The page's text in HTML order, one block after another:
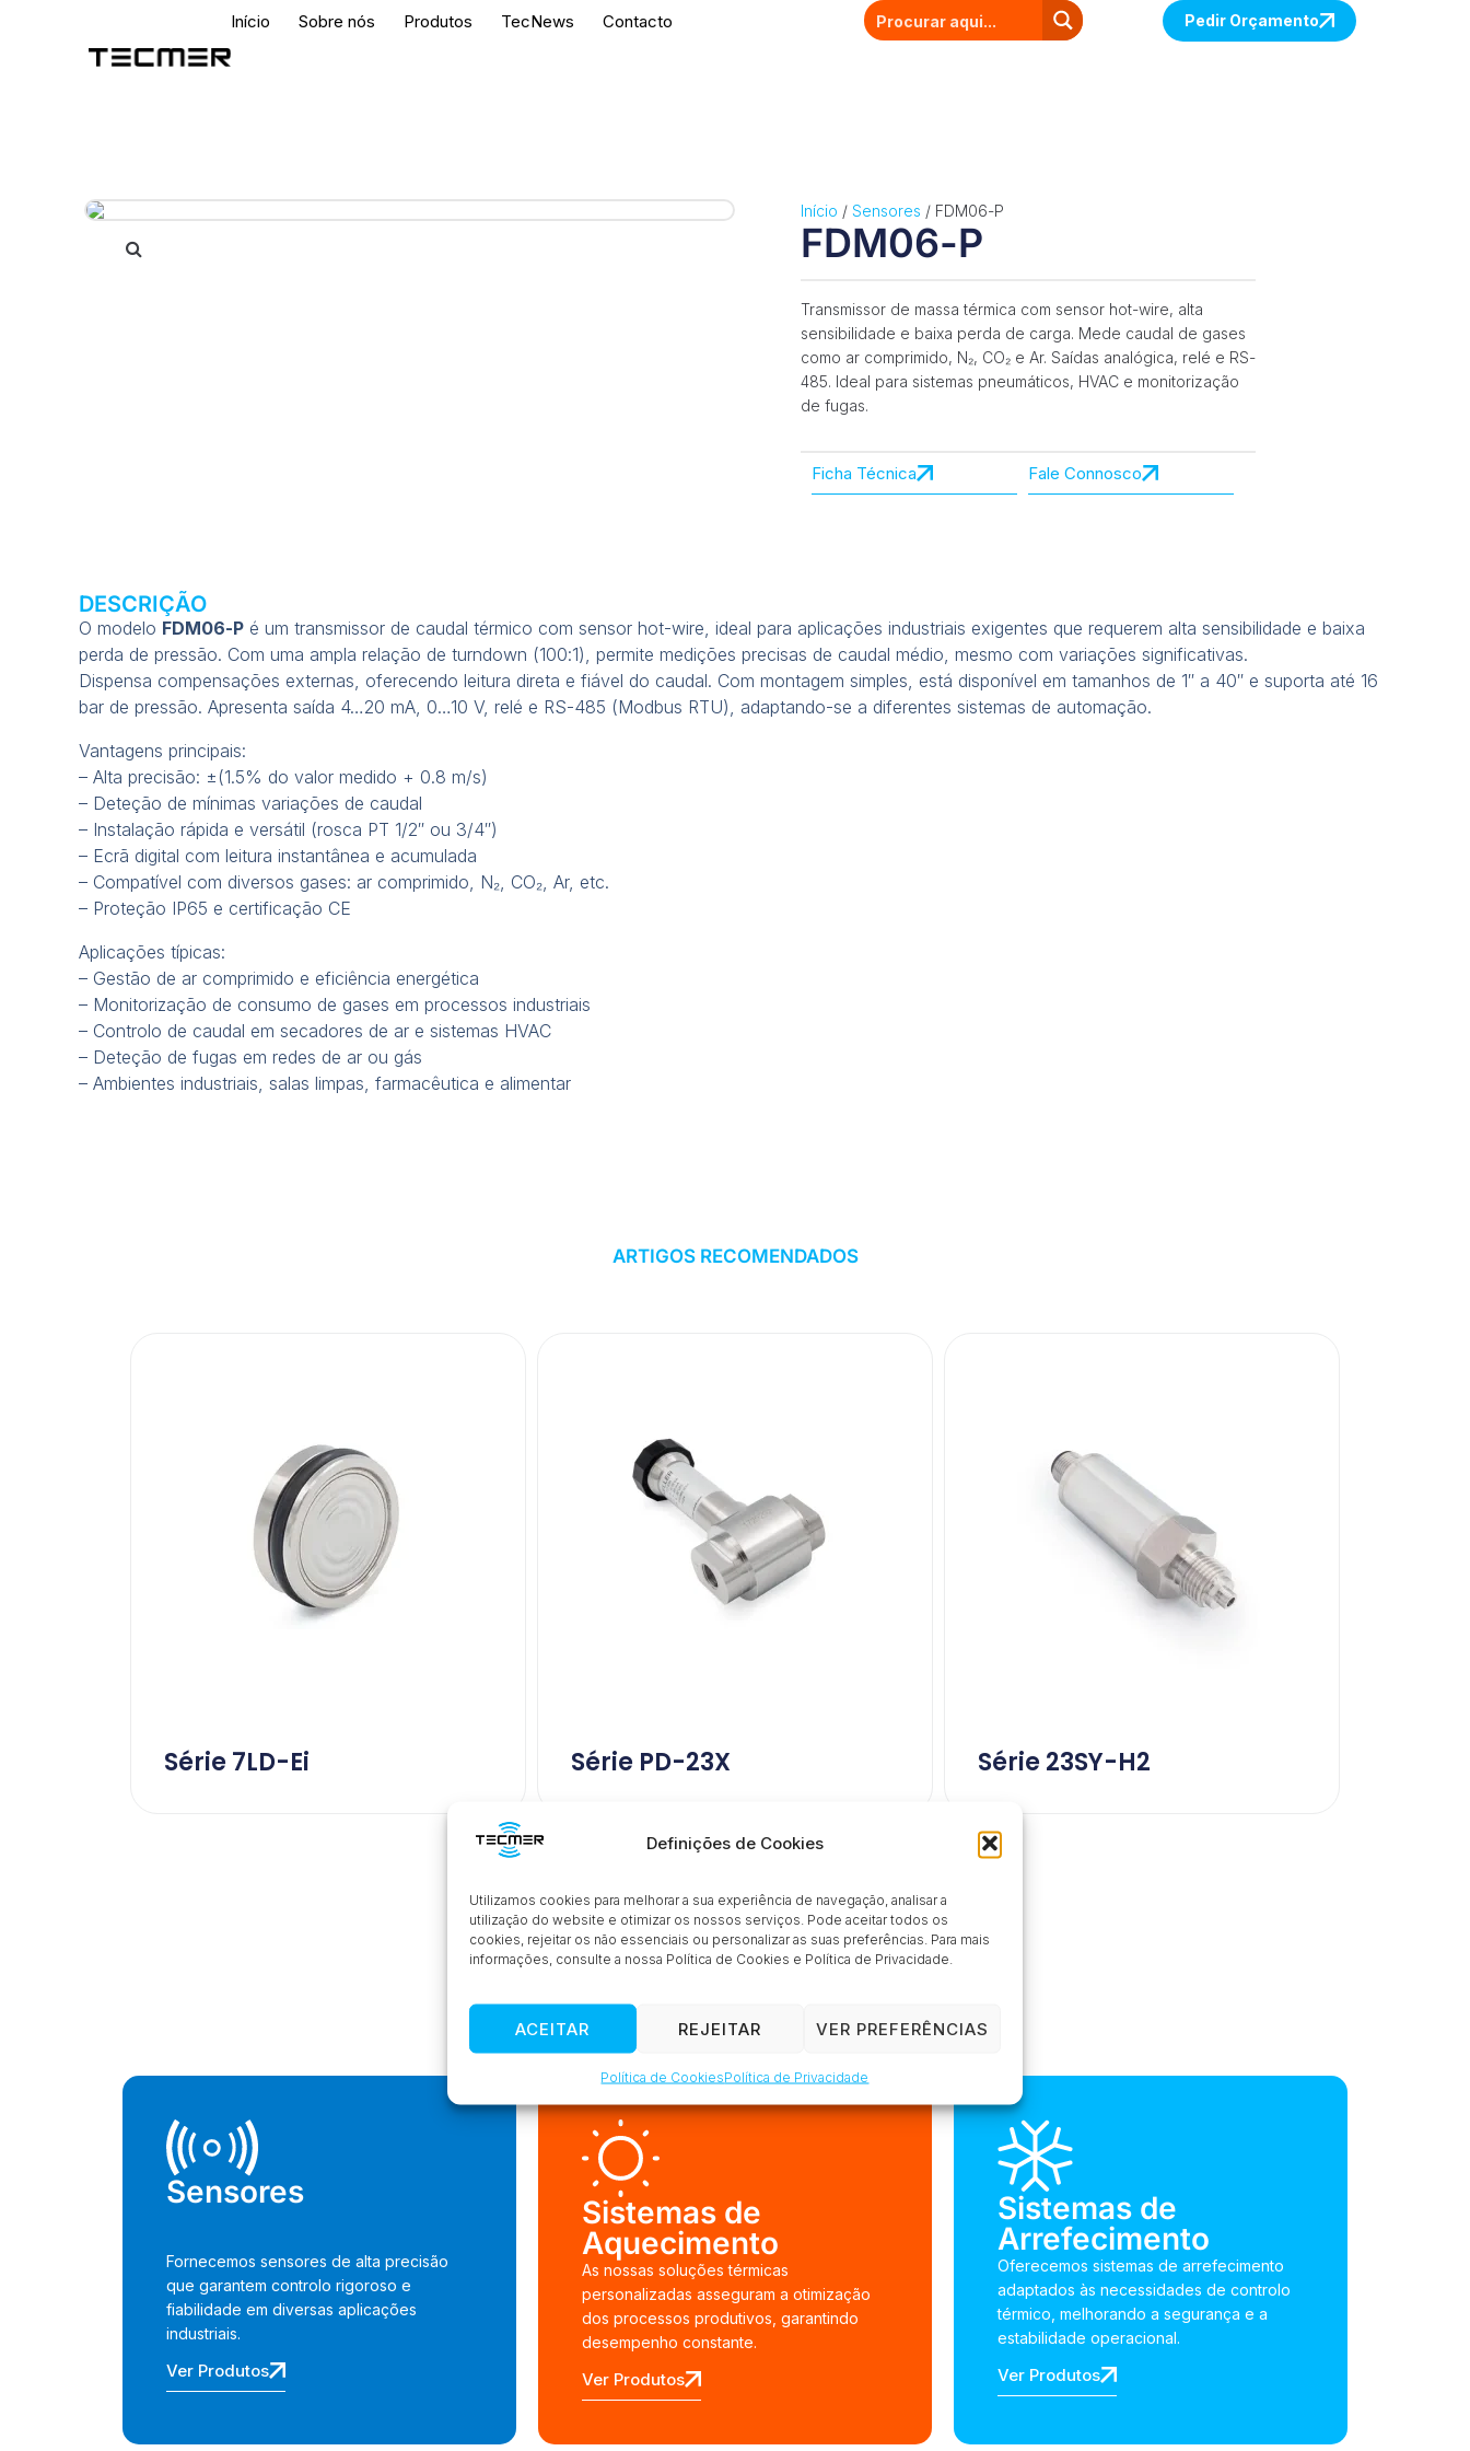
Definições de Cookies
Utilizamos cookies para melhorar a sua experiência de navegação, analisar a
utilização do website e otimizar os nossos serviços. Pode aceitar todos os
cookies, rejeitar os não essenciais ou personalizar as suas preferências. Para mais
informações, consulte a nossa Política de Cookies e Política de Privacidade.
ACEITAR REJEITAR VER PREFERÊNCIAS
Política de CookiesPolítica de Privacidade
Início Sobre nós Produtos TecNews Contacto Pedir Orçamento
Início / Sensores / FDM06-P
FDM06-P
Transmissor de massa térmica com sensor hot-wire, alta
sensibilidade e baixa perda de carga. Mede caudal de gases
como ar comprimido, N₂, CO₂ e Ar. Saídas analógica, relé e RS-
485. Ideal para sistemas pneumáticos, HVAC e monitorização
de fugas.
Ficha Técnica Fale Connosco
DESCRIÇÃO
O modelo FDM06-P é um transmissor de caudal térmico com sensor hot-wire, ideal para aplicações industriais exigentes que requerem alta sensibilidade e baixa
perda de pressão. Com uma ampla relação de turndown (100:1), permite medições precisas de caudal médio, mesmo com variações significativas.
Dispensa compensações externas, oferecendo leitura direta e fiável do caudal. Com montagem simples, está disponível em tamanhos de 1″ a 40″ e suporta até 16
bar de pressão. Apresenta saída 4…20 mA, 0…10 V, relé e RS-485 (Modbus RTU), adaptando-se a diferentes sistemas de automação.
Vantagens principais:
– Alta precisão: ±(1.5% do valor medido + 0.8 m/s)
– Deteção de mínimas variações de caudal
– Instalação rápida e versátil (rosca PT 1/2″ ou 3/4″)
– Ecrã digital com leitura instantânea e acumulada
– Compatível com diversos gases: ar comprimido, N₂, CO₂, Ar, etc.
– Proteção IP65 e certificação CE
Aplicações típicas:
– Gestão de ar comprimido e eficiência energética
– Monitorização de consumo de gases em processos industriais
– Controlo de caudal em secadores de ar e sistemas HVAC
– Deteção de fugas em redes de ar ou gás
– Ambientes industriais, salas limpas, farmacêutica e alimentar
ARTIGOS RECOMENDADOS
Série 7LD-Ei Série PD-23X Série 23SY-H2
PRODUTOS
Inovação industrial
à medida
Sensores
Fornecemos sensores de alta precisão
que garantem controlo rigoroso e
fiabilidade em diversas aplicações
industriais.
Ver Produtos
Sistemas de
Aquecimento
As nossas soluções térmicas
personalizadas asseguram a otimização
dos processos produtivos, garantindo
desempenho constante.
Ver Produtos
Sistemas de
Arrefecimento
Oferecemos sistemas de arrefecimento
adaptados às necessidades de controlo
térmico, melhorando a segurança e a
estabilidade operacional.
Ver Produtos